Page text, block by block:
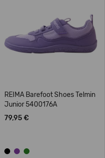
REIMA Barefoot Shoes Telmin
Junior 5400176A
79,95 €